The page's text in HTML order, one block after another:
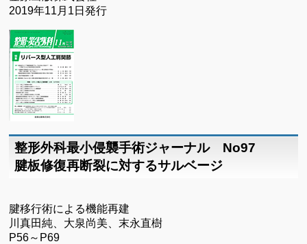
2019年11月1日発行
整形外科最小侵襲手術ジャーナル No97
腱板修復再断裂に対するサルベージ
腱移行術による機能再建
川真田純、大泉尚美、末永直樹
P56～P69